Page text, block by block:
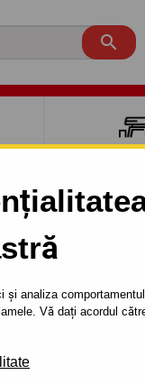
analiza
Vă dați acordul

cu şuruburi - din
remorcare
seria : 5 uşi ,